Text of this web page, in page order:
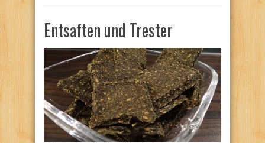
Entsaften und Trester